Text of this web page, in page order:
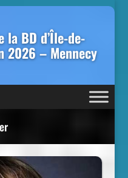
BD d’Île-de-
2026 – Mennecy